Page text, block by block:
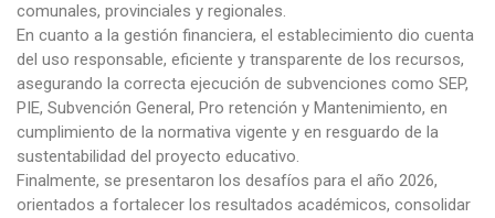
comunales, provinciales y regionales.
En cuanto a la gestión financiera, el establecimiento dio cuenta
del uso responsable, eficiente y transparente de los recursos,
asegurando la correcta ejecución de subvenciones como SEP,
PIE, Subvención General, Pro retención y Mantenimiento, en
cumplimiento de la normativa vigente y en resguardo de la
sustentabilidad del proyecto educativo.
Finalmente, se presentaron los desafíos para el año 2026,
orientados a fortalecer los resultados académicos, consolidar